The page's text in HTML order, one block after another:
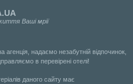
Ваші мрії
агенція, надаємо незабутній відпочинок,
в перевірені отелі!
даного сайту має